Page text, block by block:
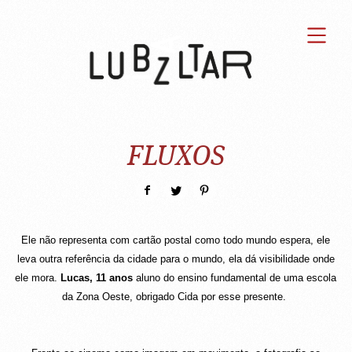
FLUXOS
Ele não representa com cartão postal como todo mundo espera, ele
leva outra referência da cidade para o mundo, ela dá visibilidade onde
ele mora. Lucas, 11 anosaluno do ensino fundamental de uma escola
da Zona Oeste, obrigado Cida por esse presente.